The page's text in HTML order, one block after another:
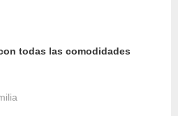
todas las comodidades